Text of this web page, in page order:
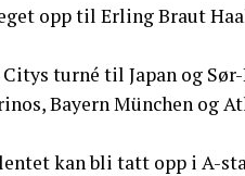
opp til Erling Braut
turné til Japan og
Bayern München og
kan bli tatt opp i A-